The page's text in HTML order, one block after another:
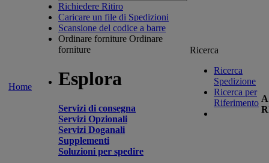
Home
Richiedere Ritiro
Caricare un file di Spedizioni
Scansione del codice a barre
Ordinare forniture Ordinare
forniture
Esplora
Servizi di consegna
Servizi Opzionali
Servizi Doganali
Supplementi
Soluzioni per spedire
Ricerca
Ricerca
Spedizione
Ricerca per
Riferimento